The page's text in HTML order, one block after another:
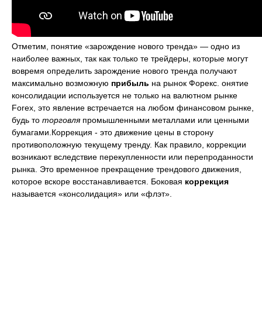
Отметим, понятие «зарождение нового тренда» — одно из
наиболее важных, так как только те трейдеры, которые могут
вовремя определить зарождение нового тренда получают
максимально возможную прибыль на рынок Форекс. онятие
консолидации используется не только на валютном рынке
Forex, это явление встречается на любом финансовом рынке,
будь то торговляпромышленными металлами или ценными
бумагами.Коррекция - это движение цены в сторону
противоположную текущему тренду. Как правило, коррекции
возникают вследствие перекупленности или перепроданности
рынка. Это временное прекращение трендового движения,
которое вскоре восстанавливается. Боковая коррекция
называется «консолидация» или «флэт».